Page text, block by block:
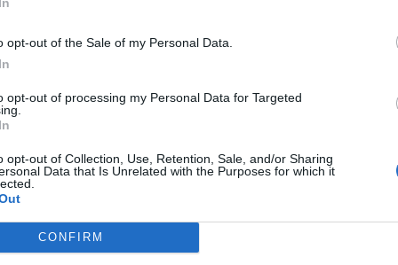
opt-out of the Sale of my Personal Data.
opt-out of processing my Personal Data for Targeted
opt-out of Collection, Use, Retention, Sale, and/or Sharing
Data that Is Unrelated with the Purposes for which it
CONFIRM
του CRETALIVE
ΕΊΔΗΣΗ